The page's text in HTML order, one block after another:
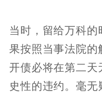
当时，留给万科的
果按照当事法院的
开债必将在第二天
史性的违约。毫